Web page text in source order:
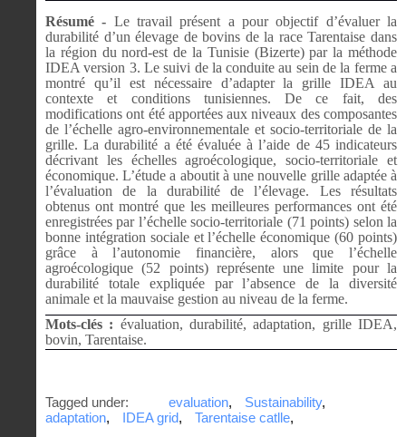
Résumé - Le travail présent a pour objectif d’évaluer la
durabilité d’un élevage de bovins de la race Tarentaise dans
la région du nord-est de la Tunisie (Bizerte) par la méthode
IDEA version 3. Le suivi de la conduite au sein de la ferme a
montré qu’il est nécessaire d’adapter la grille IDEA au
contexte et conditions tunisiennes. De ce fait, des
modifications ont été apportées aux niveaux des composantes
de l’échelle agro-environnementale et socio-territoriale de la
grille. La durabilité a été évaluée à l’aide de 45 indicateurs
décrivant les échelles agroécologique, socio-territoriale et
économique. L’étude a aboutit à une nouvelle grille adaptée à
l’évaluation de la durabilité de l’élevage. Les résultats
obtenus ont montré que les meilleures performances ont été
enregistrées par l’échelle socio-territoriale (71 points) selon la
bonne intégration sociale et l’échelle économique (60 points)
grâce à l’autonomie financière, alors que l’échelle
agroécologique (52 points) représente une limite pour la
durabilité totale expliquée par l’absence de la diversité
animale et la mauvaise gestion au niveau de la ferme.
Mots-clés : évaluation, durabilité, adaptation, grille IDEA,
bovin, Tarentaise.
Tagged under: evaluation, Sustainability,
adaptation, IDEA grid, Tarentaise catlle,